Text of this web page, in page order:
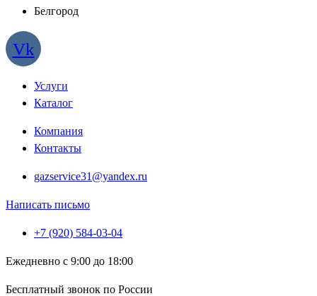
Белгород
Vk
Услуги
Каталог
Компания
Контакты
gazservice31@yandex.ru
Написать письмо
+7 (920) 584-03-04
Ежедневно с 9:00 до 18:00
Бесплатный звонок по России